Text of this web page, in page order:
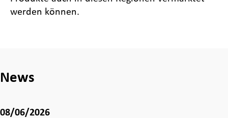
werden können.
News
08/06/2026